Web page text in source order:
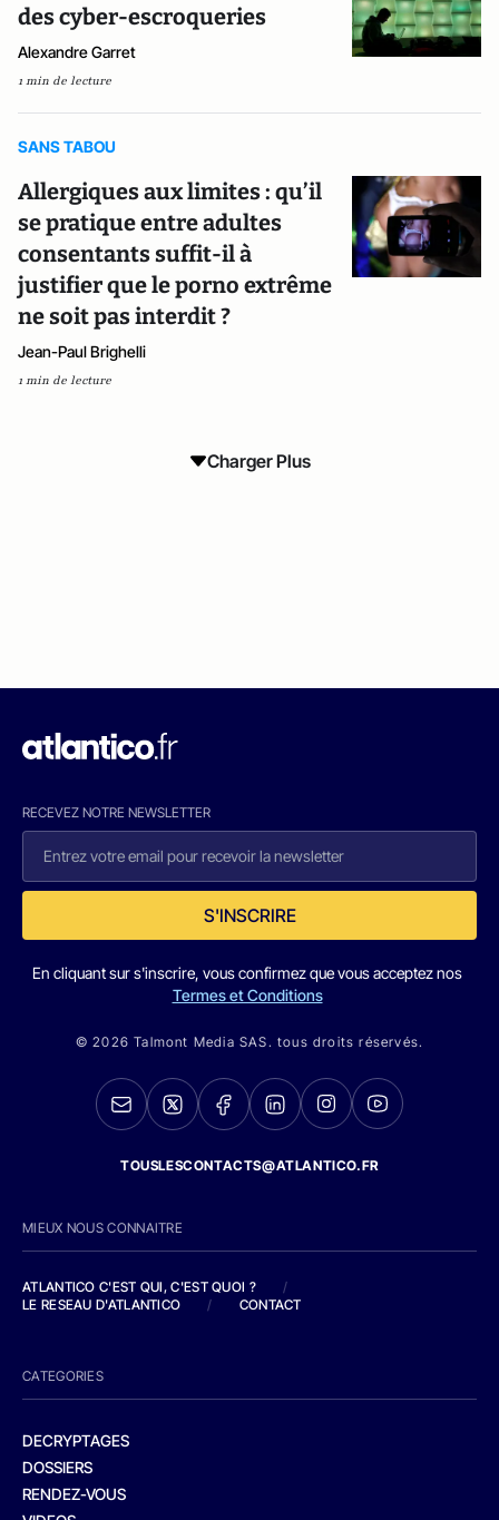
des cyber-escroqueries
Alexandre Garret
1 min de lecture
SANS TABOU
Allergiques aux limites : qu’il
se pratique entre adultes
consentants suffit-il à
justifier que le porno extrême
ne soit pas interdit ?
Jean-Paul Brighelli
1 min de lecture
Charger Plus
RECEVEZ NOTRE NEWSLETTER
S'INSCRIRE
En cliquant sur s'inscrire, vous confirmez que vous acceptez nos
Termes et Conditions
© 2026 Talmont Media SAS. tous droits réservés.
TOUSLESCONTACTS@ATLANTICO.FR
MIEUX NOUS CONNAITRE
ATLANTICO C'EST QUI, C'EST QUOI ?
/
LE RESEAU D'ATLANTICO
/ CONTACT
CATEGORIES
DECRYPTAGES
DOSSIERS
RENDEZ-VOUS